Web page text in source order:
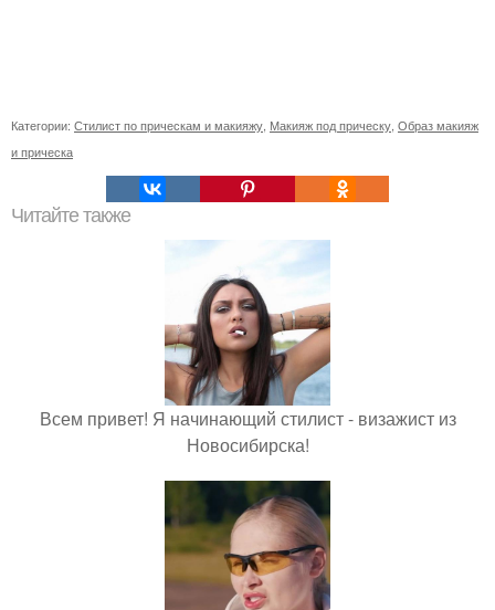
Категории: Стилист по прическам и макияжу Макияж под прическу Образ макияж
и прическа
Читайте также
Всем привет! Я начинающий стилист - визажист из
Новосибирска!